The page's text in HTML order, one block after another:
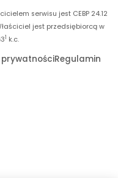
serwisu jest CEBP 24.12
jest przedsiębiorcą w
1 k.c.
Regulamin